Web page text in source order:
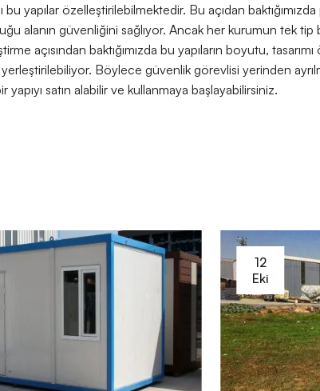
yapılar özelleştirilebilmektedir. Bu açıdan
alanın güvenliğini sağlıyor. Ancak her kurumun tek tip
açısından baktığımızda bu yapıların boyutu,
Böylece güvenlik görevlisi yerinden
satın alabilir ve kullanmaya başlayabilirsiniz.
12
Eki